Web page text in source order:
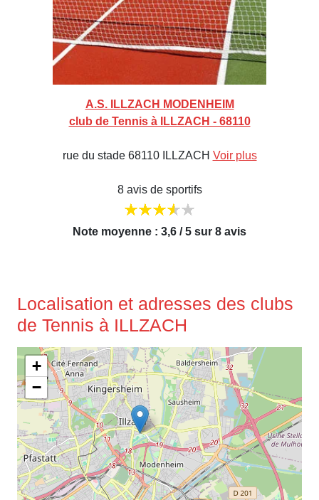
A.S. ILLZACH MODENHEIM
club de Tennis à ILLZACH - 68110
rue du stade 68110 ILLZACH Voir plus
8 avis de sportifs
Note moyenne : 3,6 / 5 sur 8 avis
Localisation et adresses des clubs
de Tennis à ILLZACH
+
−